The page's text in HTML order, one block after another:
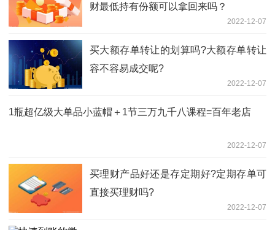
财最低持有份额可以拿回来吗？
2022-12-07
买大额存单转让的划算吗?大额存单转让
容不容易成交呢?
2022-12-07
1瓶超亿级大单品小蓝帽＋1节三万九千八课程=百年老店
2022-12-07
买理财产品好还是存定期好?定期存单可
直接买理财吗?
2022-12-07